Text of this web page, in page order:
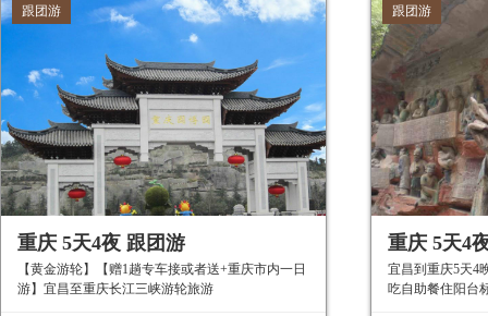
跟团游
重庆 5天4夜 跟团游
【黄金游轮】【赠1趟专车接或者送+重庆市内一日
游】宜昌至重庆长江三峡游轮旅游
跟团游
重庆 5天4
宜昌到重庆5天4
吃自助餐住阳台